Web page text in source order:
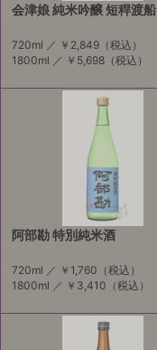
会津娘 純米吟醸 短稈渡船
720ml ／ ￥2,849 （税込）
1800ml ／ ￥5,698 （税込）
阿部勘 特別純米酒
720ml ／ ￥1,760 （税込）
1800ml ／ ￥3,410 （税込）